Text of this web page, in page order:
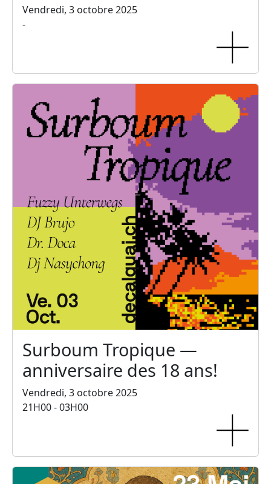
Vendredi, 3 octobre 2025
-
Surboum Tropique —
anniversaire des 18 ans!
Vendredi, 3 octobre 2025
21H00 - 03H00